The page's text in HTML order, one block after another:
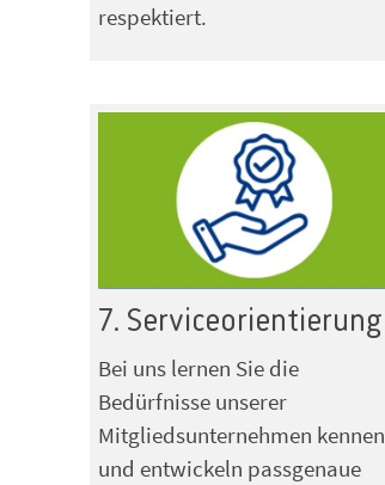
respektiert.
7. Serviceorientierung
Bei uns lernen Sie die
Bedürfnisse unserer
Mitgliedsunternehmen kennen
und entwickeln passgenaue